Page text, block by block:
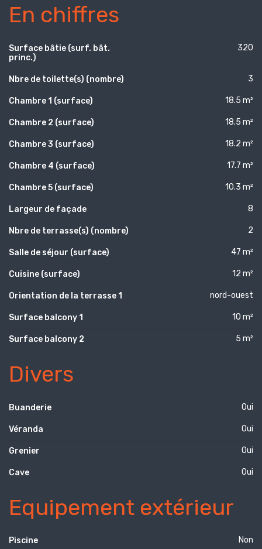
En chiffres
Surface bâtie (surf. bât.
princ.)
320
Nbre de toilette(s) (nombre) 3
Chambre 1 (surface) 18.5 m²
Chambre 2 (surface) 18.5 m²
Chambre 3 (surface) 18.2 m²
Chambre 4 (surface) 17.7 m²
Chambre 5 (surface) 10.3 m²
Largeur de façade 8
Nbre de terrasse(s) (nombre) 2
Salle de séjour (surface) 47 m²
Cuisine (surface) 12 m²
Orientation de la terrasse 1 nord-ouest
Surface balcony 1 10 m²
Surface balcony 2 5 m²
Divers
Buanderie Oui
Véranda Oui
Grenier Oui
Cave Oui
Equipement extérieur
Piscine Non